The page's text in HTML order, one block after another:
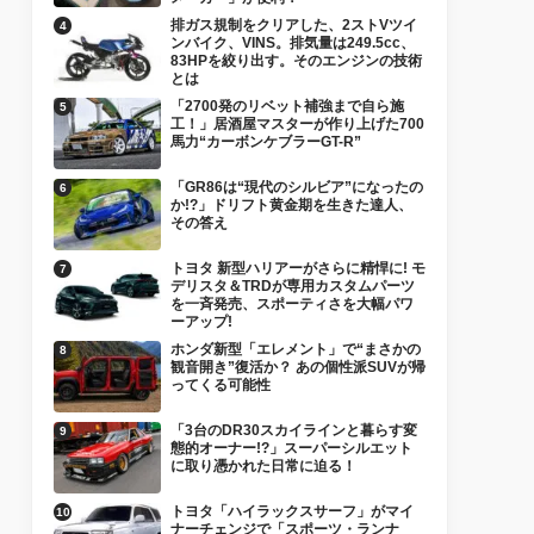
排ガス規制をクリアした、2ストVツイ
ンバイク、VINS。排気量は249.5cc、
83HPを絞り出す。そのエンジンの技術
とは
「2700発のリベット補強まで自ら施
工！」居酒屋マスターが作り上げた700
馬力“カーボンケブラーGT-R”
「GR86は“現代のシルビア”になったの
か!?」ドリフト黄金期を生きた達人、
その答え
トヨタ 新型ハリアーがさらに精悍に! モ
デリスタ＆TRDが専用カスタムパーツ
を一斉発売、スポーティさを大幅パワ
ーアップ!
ホンダ新型「エレメント」で“まさかの
観音開き”復活か？ あの個性派SUVが帰
ってくる可能性
「3台のDR30スカイラインと暮らす変
態的オーナー!?」スーパーシルエット
に取り憑かれた日常に迫る！
トヨタ「ハイラックスサーフ」がマイ
ナーチェンジで「スポーツ・ランナ